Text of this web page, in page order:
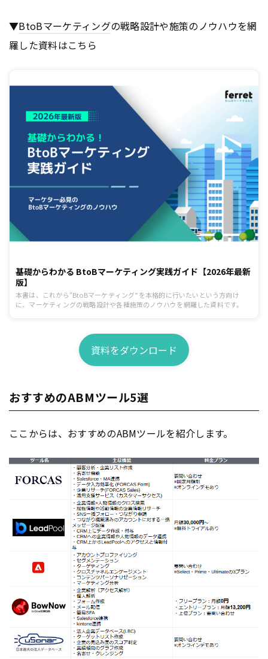
▼BtoBマーケティングの戦略設計や施策のノウハウを網
羅した資料はこちら
基礎からわかる BtoBマーケティング実践ガイド【2026年最新
版】
本書は、これから“BtoBマーケティング”を本格的に行いたいという方向け
に、マーケティングの戦略設計や各種施策のノウハウを網羅した資料です。
資料をダウンロード
おすすめのABMツール5選
ここからは、おすすめのABMツールを紹介します。